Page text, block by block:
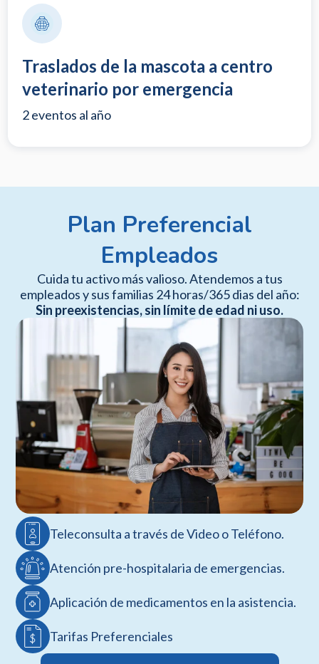
Traslados de la mascota a centro
veterinario por emergencia
2 eventos al año
Plan Preferencial
Empleados
Cuida tu activo más valioso. Atendemos a tus
empleados y sus familias 24 horas/365 dias del año:
Sin preexistencias, sin límite de edad ni uso.
Teleconsulta a través de Video o Teléfono.
Atención pre-hospitalaria de emergencias.
Aplicación de medicamentos en la asistencia.
Tarifas Preferenciales